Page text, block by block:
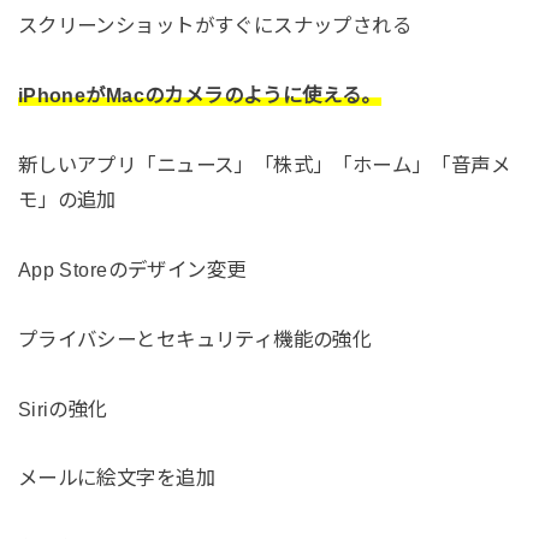
スクリーンショットがすぐにスナップされる
iPhoneがMacのカメラのように使える。
新しいアプリ「ニュース」「株式」「ホーム」「音声メ
モ」の追加
App Storeのデザイン変更
プライバシーとセキュリティ機能の強化
Siriの強化
メールに絵文字を追加